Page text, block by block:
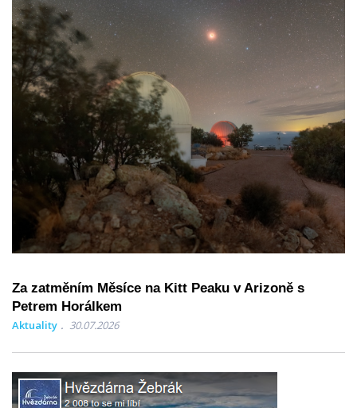
Za zatměním Měsíce na Kitt Peaku v Arizoně s
Petrem Horálkem
Aktuality 30.07.2026